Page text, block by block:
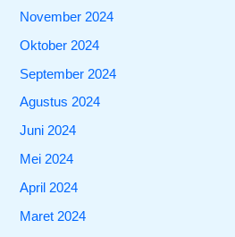
November 2024
Oktober 2024
September 2024
Agustus 2024
Juni 2024
Mei 2024
April 2024
Maret 2024